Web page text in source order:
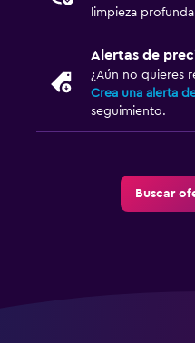
limpieza
Alertas de
¿Aún no quieres
Crea una alerta
seguimiento.
Buscar